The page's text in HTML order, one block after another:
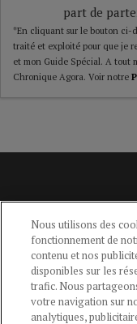
part de
*En cliquant sur le bouton ci-
traité et exploité pour que je
et mon Guide Spécial. A tout
Chronique Agora. Voir notre
CGU-POLITIQUE DE
Nous utilisons des
fonctionnement de
contenu et nos
disponibles sur les
trafic. Nous
votre navigation sur
analytiques,